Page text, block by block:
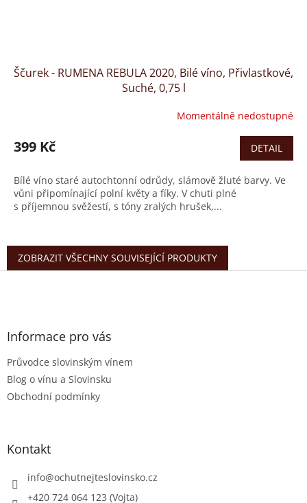
Ščurek - RUMENA REBULA 2020, Bilé víno, Přivlastkové,
Suché, 0,75 l
Momentálně nedostupné
399 Kč DETAIL
Bílé víno staré autochtonní odrůdy, slámově žluté barvy. Ve
vůni připomínající polní květy a fíky. V chuti plné
s příjemnou svěžestí, s tóny zralých hrušek,...
ZOBRAZIT VŠECHNY SOUVISEJÍCÍ PRODUKTY
Z
Informace pro vás
Průvodce slovinským vínem
Blog o vínu a Slovinsku
Obchodní podmínky
Kontakt
info@ochutnejteslovinsko.cz
+420 724 064 123 (Vojta)